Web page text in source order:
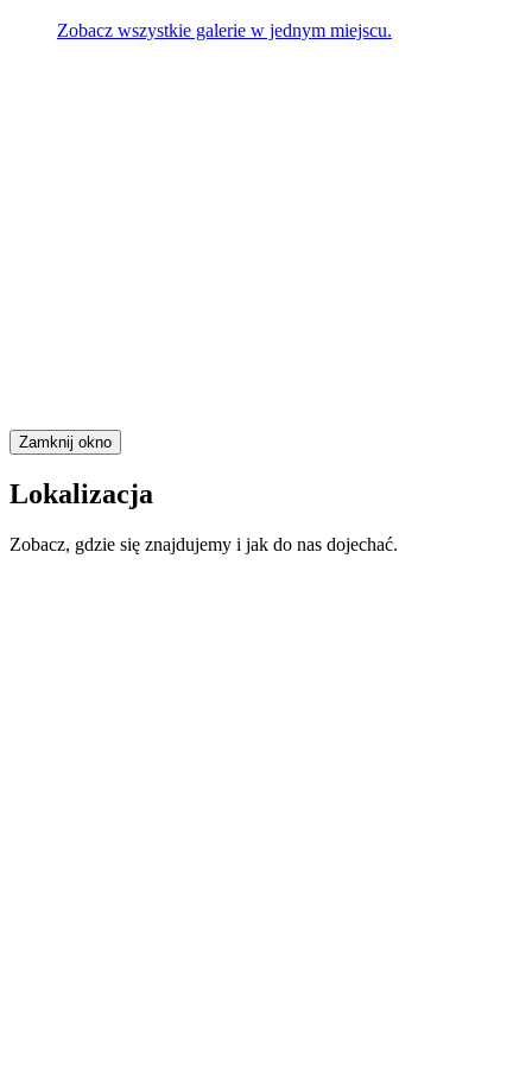
Zobacz wszystkie galerie w jednym miejscu.
Zamknij okno
Lokalizacja
Zobacz, gdzie się znajdujemy i jak do nas dojechać.